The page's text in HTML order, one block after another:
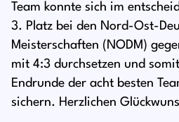
Team konnte sich im
3. Platz bei den Nord-Ost-
Meisterschaften (NODM)
mit 4:3 durchsetzen und
Endrunde der acht besten
sichern. Herzlichen